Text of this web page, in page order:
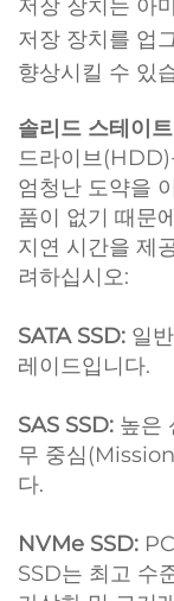
저장 장치는 아
저장 장치를 업
향상시킬 수 있
솔리드 스테이
드라이브(HDD)
엄청난 도약을
품이 없기 때문
지연 시간을 제
려하십시오:
SATA SSD: 일
레이드입니다.
SAS SSD: 높은
무 중심
다.
NVMe SSD:
SSD는 최고 수